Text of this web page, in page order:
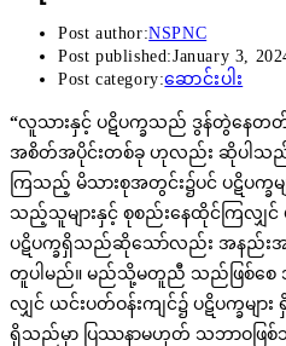
Post author:NSPNC
Post published:January 3,
Post category:ဆောင်းပါး
“လူသားနှင့် ပဋိပက္ခသည် ဒွန်တွဲနေ
အစိတ်အပိုင်းတစ်ခု ဟုလည်း ဆိုပါသည်။
ကြသည့် မိသားစုအတွင်း၌ပင် ပဋိပက္ခမျ
သည့်သူများနှင့် စုစည်းနေထိုင်ကြလျှင်
ပဋိပက္ခရှိသည်ဆိုသော်လည်း အနည်းအ
တူပါမည်။ မည်သို့မတူညီ သည်ဖြစ်စေ
လျှင် ယင်းပတ်ဝန်းကျင်၌ ပဋိပက္ခမျာ
ရှိသည်မှာ ပြဿနာမဟုတ် သဘာဝဖြ